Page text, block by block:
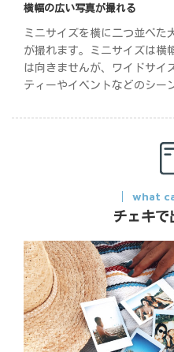
横幅の広い写真が撮れる
ミニサイズを横に二つ並べた
が撮れます。ミニサイズは横
は向きませんが、ワイドサイ
ティーやイベントなどのシー
what
チェキで